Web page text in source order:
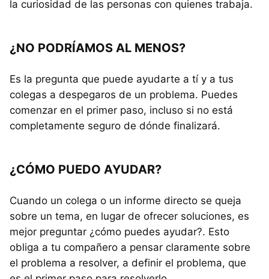
la curiosidad de las personas con quienes trabaja.
¿NO PODRÍAMOS AL MENOS?
Es la pregunta que puede ayudarte a tí y a tus
colegas a despegaros de un problema. Puedes
comenzar en el primer paso, incluso si no está
completamente seguro de dónde finalizará.
¿CÓMO PUEDO AYUDAR?
Cuando un colega o un informe directo se queja
sobre un tema, en lugar de ofrecer soluciones, es
mejor preguntar ¿cómo puedes ayudar?. Esto
obliga a tu compañero a pensar claramente sobre
el problema a resolver, a definir el problema, que